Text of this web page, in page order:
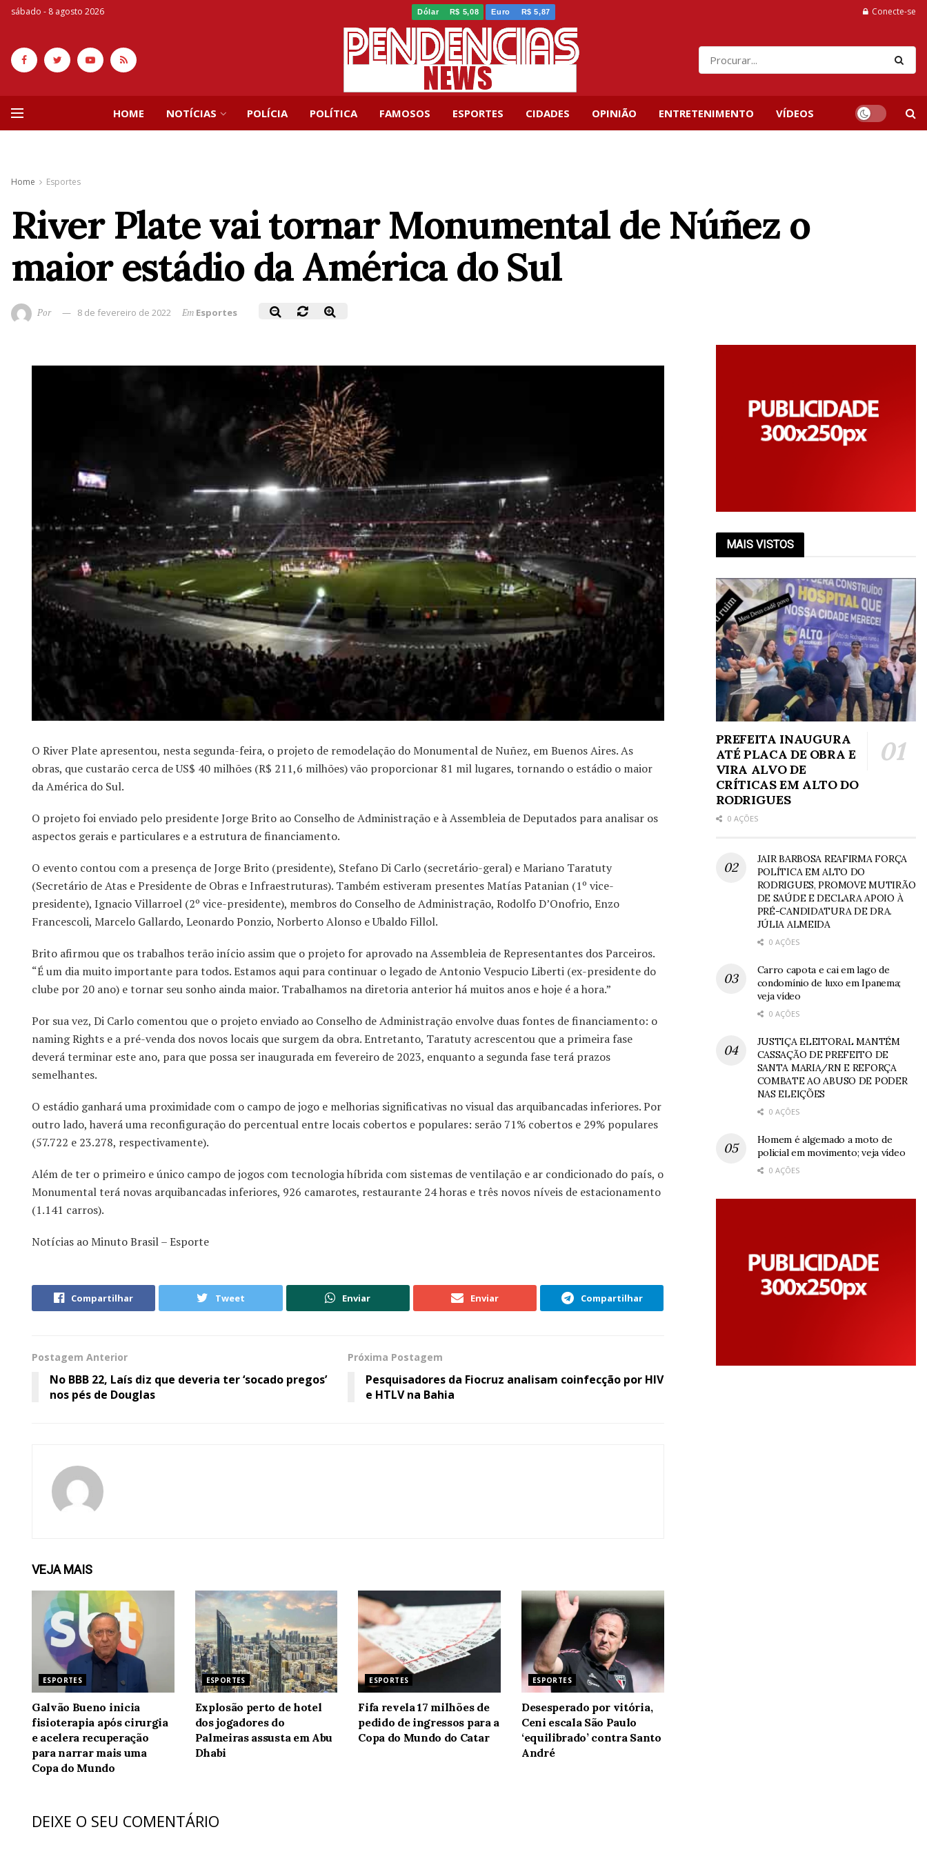
sábado - 8 agosto 2026 Dólar R$ 5,08 Euro R$ 5,87 Conecte-se
HOME NOTÍCIAS POLÍCIA POLÍTICA FAMOSOS ESPORTES CIDADES OPINIÃO ENTRETENIMENTO VÍDEOS
Home Esportes
River Plate vai tornar Monumental de Núñez o
maior estádio da América do Sul
Por 8 de fevereiro de 2022 Em Esportes
O River Plate apresentou, nesta segunda-feira, o projeto de remodelação do Monumental de Nuñez, em Buenos Aires. As
obras, que custarão cerca de US$ 40 milhões (R$ 211,6 milhões) vão proporcionar 81 mil lugares, tornando o estádio o maior
da América do Sul.
O projeto foi enviado pelo presidente Jorge Brito ao Conselho de Administração e à Assembleia de Deputados para analisar os
aspectos gerais e particulares e a estrutura de financiamento.
O evento contou com a presença de Jorge Brito (presidente), Stefano Di Carlo (secretário-geral) e Mariano Taratuty
(Secretário de Atas e Presidente de Obras e Infraestruturas). Também estiveram presentes Matías Patanian (1º vice-
presidente), Ignacio Villarroel (2º vice-presidente), membros do Conselho de Administração, Rodolfo D’Onofrio, Enzo
Francescoli, Marcelo Gallardo, Leonardo Ponzio, Norberto Alonso e Ubaldo Fillol.
Brito afirmou que os trabalhos terão início assim que o projeto for aprovado na Assembleia de Representantes dos Parceiros.
“É um dia muito importante para todos. Estamos aqui para continuar o legado de Antonio Vespucio Liberti (ex-presidente do
clube por 20 ano) e tornar seu sonho ainda maior. Trabalhamos na diretoria anterior há muitos anos e hoje é a hora.”
Por sua vez, Di Carlo comentou que o projeto enviado ao Conselho de Administração envolve duas fontes de financiamento: o
naming Rights e a pré-venda dos novos locais que surgem da obra. Entretanto, Taratuty acrescentou que a primeira fase
deverá terminar este ano, para que possa ser inaugurada em fevereiro de 2023, enquanto a segunda fase terá prazos
semelhantes.
O estádio ganhará uma proximidade com o campo de jogo e melhorias significativas no visual das arquibancadas inferiores. Por
outro lado, haverá uma reconfiguração do percentual entre locais cobertos e populares: serão 71% cobertos e 29% populares
(57.722 e 23.278, respectivamente).
Além de ter o primeiro e único campo de jogos com tecnologia híbrida com sistemas de ventilação e ar condicionado do país, o
Monumental terá novas arquibancadas inferiores, 926 camarotes, restaurante 24 horas e três novos níveis de estacionamento
(1.141 carros).
Notícias ao Minuto Brasil – Esporte
Compartilhar Tweet Enviar Enviar Compartilhar
Postagem Anterior
No BBB 22, Laís diz que deveria ter ‘socado pregos’
nos pés de Douglas
Próxima Postagem
Pesquisadores da Fiocruz analisam coinfecção por HIV
e HTLV na Bahia
VEJAMAIS
ESPORTES
Galvão Bueno inicia
fisioterapia após cirurgia
e acelera recuperação
para narrar mais uma
Copa do Mundo
ESPORTES
Explosão perto de hotel
dos jogadores do
Palmeiras assusta em Abu
Dhabi
ESPORTES
Fifa revela 17 milhões de
pedido de ingressos para a
Copa do Mundo do Catar
ESPORTES
Desesperado por vitória,
Ceni escala São Paulo
‘equilibrado’ contra Santo
André
DEIXE O SEU COMENTÁRIO
MAIS VISTOS
PREFEITA INAUGURA
ATÉ PLACA DE OBRA E
VIRA ALVO DE
CRÍTICAS EM ALTO DO
RODRIGUES
0 AÇÕES
JAIR BARBOSA REAFIRMA FORÇA
POLÍTICA EM ALTO DO
RODRIGUES, PROMOVE MUTIRÃO
DE SAÚDE E DECLARA APOIO À
PRÉ-CANDIDATURA DE DRA.
JÚLIA ALMEIDA
0 AÇÕES
Carro capota e cai em lago de
condomínio de luxo em Ipanema;
veja vídeo
0 AÇÕES
JUSTIÇA ELEITORAL MANTÉM
CASSAÇÃO DE PREFEITO DE
SANTA MARIA/RN E REFORÇA
COMBATE AO ABUSO DE PODER
NAS ELEIÇÕES
0 AÇÕES
Homem é algemado a moto de
policial em movimento; veja vídeo
0 AÇÕES